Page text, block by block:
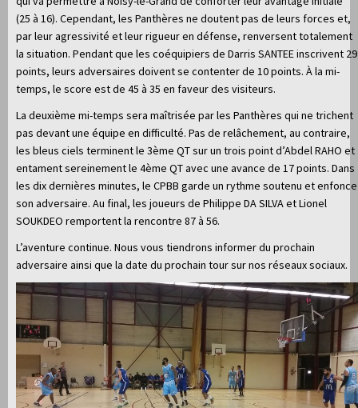
(25 à 16). Cependant, les Panthères ne doutent pas de leurs forces et,
par leur agressivité et leur rigueur en défense, renversent totalement
la situation. Pendant que les coéquipiers de Darris SANTEE inscrivent 29
points, leurs adversaires doivent se contenter de 10 points. À la mi-
temps, le score est de 45 à 35 en faveur des visiteurs.
La deuxième mi-temps sera maîtrisée par les Panthères qui ne trichent
pas devant une équipe en difficulté. Pas de relâchement, au contraire,
les bleus ciels terminent le 3ème QT sur un trois point d’Abdel RAHO et
entament sereinement le 4ème QT avec une avance de 17 points. Dans
les dix dernières minutes, le CPBB garde un rythme soutenu et enfonce
son adversaire. Au final, les joueurs de Philippe DA SILVA et Lionel
SOUKDEO remportent la rencontre 87 à 56.
L’aventure continue. Nous vous tiendrons informer du prochain
adversaire ainsi que la date du prochain tour sur nos réseaux sociaux.